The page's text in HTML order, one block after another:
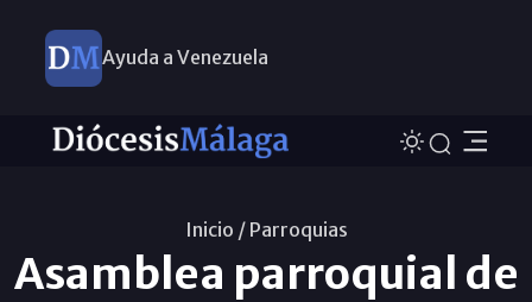
Ayuda a Venezuela
Inicio / Parroquias
Asamblea parroquial de